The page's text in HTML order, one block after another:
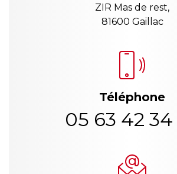
ZIR Mas de rest,
81600 Gaillac
Téléphone
05 63 42